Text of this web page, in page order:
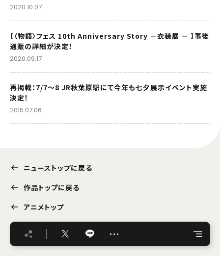
2020.10.07
【〈物語〉フェス 10th Anniversary Story －衣装展 － 】事後
通販の詳細が決定！
2020.09.17
再掲載：7/7～8 JR秋葉原駅にて今年も七夕展示イベント実施
決定！
2015.07.06
ニューストップに戻る
作品トップに戻る
アニメトップ
…